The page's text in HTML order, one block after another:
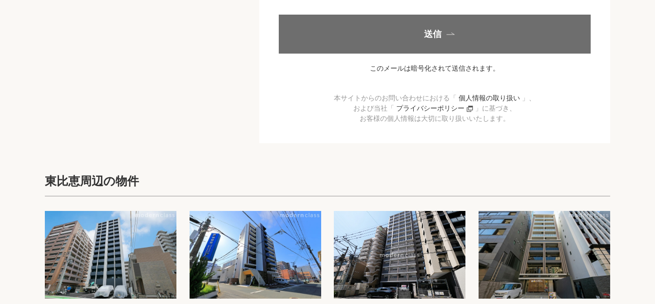
送信
このメールは暗号化されて送信されます。
本サイトからのお問い合わせにおける「 個人情報の取り扱い 」、
および当社「 プライバシーポリシー
」に基づき、
お客様の個人情報は大切に取り扱いいたします。
東比恵周辺の物件